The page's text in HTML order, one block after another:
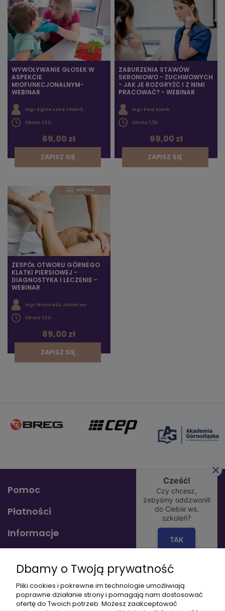
WYWOŁYWANIE GŁOSEK W
ASPEKCIE
MIOFUNKCJONALNYM-
WEBINAR
mgr Agnieszka Skubik
Około 1,5h
69,00 zł
ZAPISZ SIĘ
ZABURZENIA STAWÓW
SKRONIOWO - ŻUCHWOWYCH
- JAK JE ROZGRYŹĆ I Z NIMI
PRACOWAĆ? - WEBINAR
mgr Ewa Kunik
Około 1,5h
99,00 zł
ZAPISZ SIĘ
ZESPÓŁ OTWORU GÓRNEGO
KLATKI PIERSIOWEJ -
DIAGNOSTYKA I LECZENIE -
WEBINAR
mgr Wojciech Jakimiec
Około 1,5h
89,00 zł
ZAPISZ SIĘ
Pomoc
Płatności
Informacje
+48 797 553 801
Dbamy o Twoją prywatność
Pliki cookies i pokrewne im technologie umożliwiają
poprawne działanie strony i pomagają nam dostosować
ofertę do Twoich potrzeb. Możesz zaakceptować
Cześć!
Czy chcesz,
żebyśmy oddzwonili
do Ciebie ws.
szkoleń?
TAK